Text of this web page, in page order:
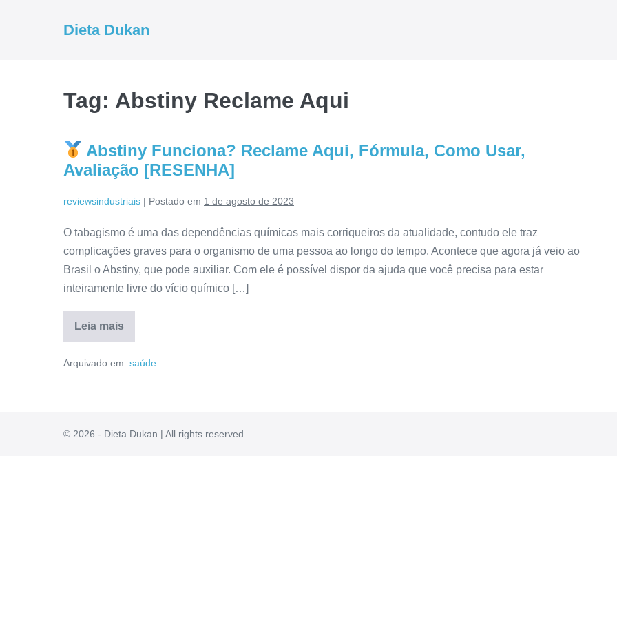
Dieta Dukan
Tag: Abstiny Reclame Aqui
Abstiny Funciona? Reclame Aqui, Fórmula, Como Usar,
Avaliação [RESENHA]
reviewsindustriais | Postado em 1 de agosto de 2023
O tabagismo é uma das dependências químicas mais corriqueiros da atualidade, contudo ele traz
complicações graves para o organismo de uma pessoa ao longo do tempo. Acontece que agora já veio ao
Brasil o Abstiny, que pode auxiliar. Com ele é possível dispor da ajuda que você precisa para estar
inteiramente livre do vício químico […]
Leia mais
Abstiny
Reclame
[RESENHA]
Arquivado em: saúde
© 2026 - Dieta Dukan | All rights reserved